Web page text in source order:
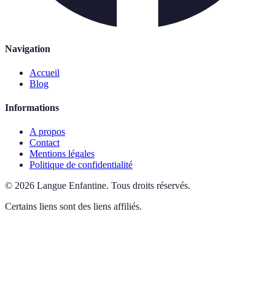
Navigation
Accueil
Blog
Informations
A propos
Contact
Mentions légales
Politique de confidentialité
© 2026 Langue Enfantine. Tous droits réservés.
Certains liens sont des liens affiliés.